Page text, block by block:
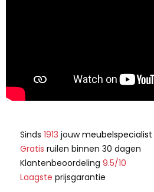
Sinds 1913 jouwmeubelspecialist
Gratis ruilen binnen 30 dagen
Klantenbeoordeling 9.5/10
Laagste prijsgarantie